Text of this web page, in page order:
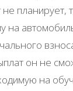
планирует,
на
он не
на